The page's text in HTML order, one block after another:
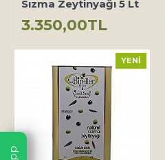
Sızma Zeytinyağı 5 Lt
3.350,00TL
YENI